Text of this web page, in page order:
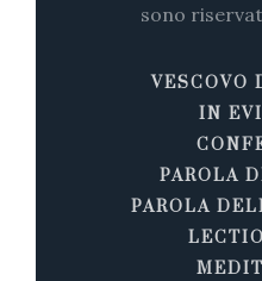
sono
VESCOVO
IN
PAROLA
PAROLA